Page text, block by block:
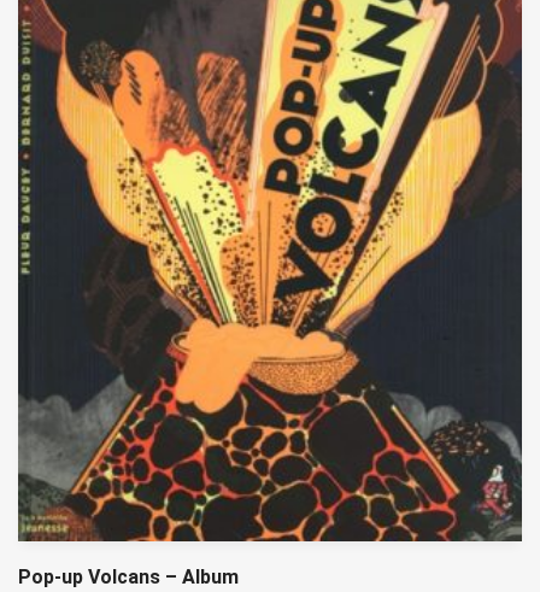
Pop-up Volcans – Album